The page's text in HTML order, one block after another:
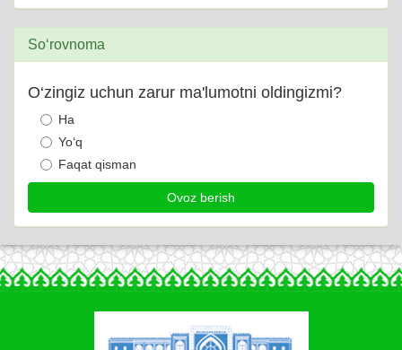
So‘rovnoma
O‘zingiz uchun zarur ma'lumotni oldingizmi?
Ha
Yo‘q
Faqat qisman